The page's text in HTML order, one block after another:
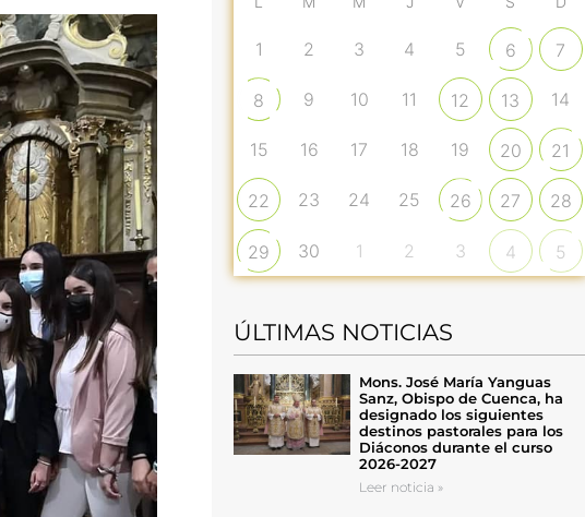
1 2 3 4 5 6 7
8 9 10 11 12 13 14
15 16 17 18 19 20 21
22 23 24 25 26 27 28
29 30 1 2 3 4 5
ÚLTIMAS NOTICIAS
Mons. José María Yanguas
Sanz, Obispo de Cuenca, ha
designado los siguientes
destinos pastorales para los
Diáconos durante el curso
2026-2027
Leer noticia »